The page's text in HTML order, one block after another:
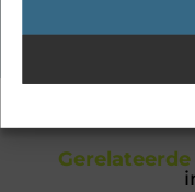
onderwerpen en blijf